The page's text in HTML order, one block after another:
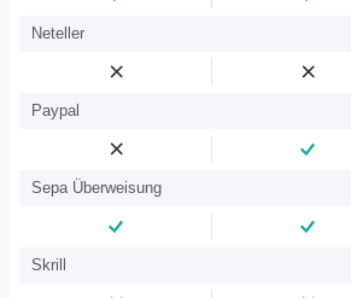
Neteller
Paypal
Sepa Überweisung
Skrill